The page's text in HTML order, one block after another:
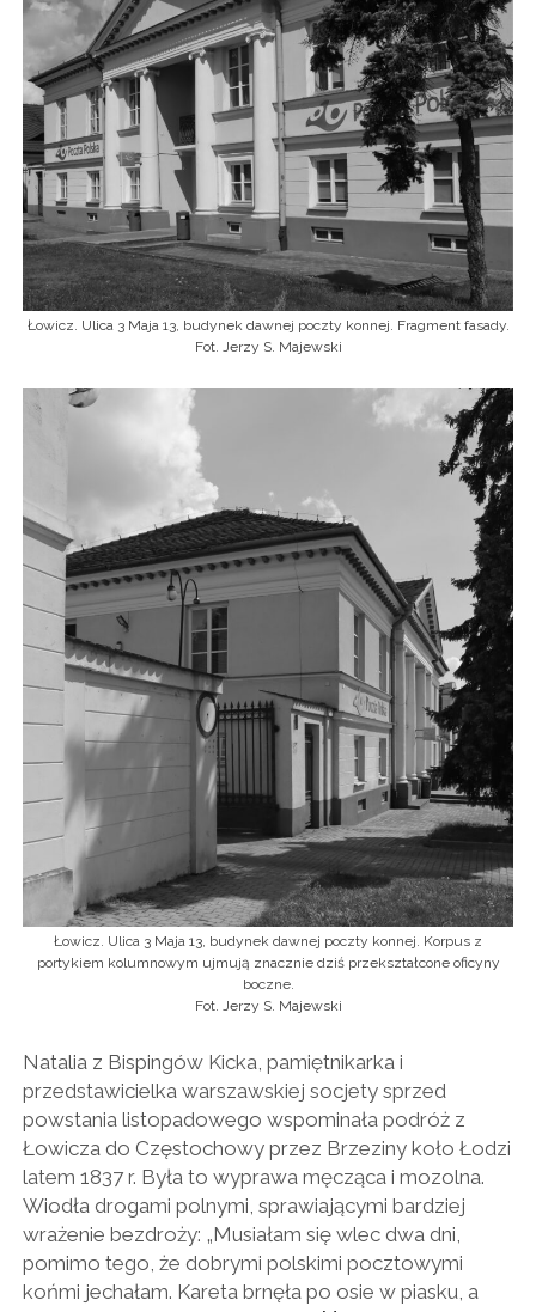
Łowicz. Ulica 3 Maja 13, budynek dawnej poczty konnej. Fragment fasady.
Fot. Jerzy S. Majewski
Łowicz. Ulica 3 Maja 13, budynek dawnej poczty konnej. Korpus z
portykiem kolumnowym ujmują znacznie dziś przekształcone oficyny
boczne.
Fot. Jerzy S. Majewski
Natalia z Bispingów Kicka, pamiętnikarka i
przedstawicielka warszawskiej socjety sprzed
powstania listopadowego wspominała podróż z
Łowicza do Częstochowy przez Brzeziny koło Łodzi
latem 1837 r. Była to wyprawa męcząca i mozolna.
Wiodła drogami polnymi, sprawiającymi bardziej
wrażenie bezdroży: „Musiałam się wlec dwa dni,
pomimo tego, że dobrymi polskimi pocztowymi
końmi jechałam. Kareta brnęła po osie w piasku, a